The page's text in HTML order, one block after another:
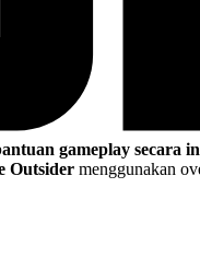
gameplay secara
Outsider menggunakan